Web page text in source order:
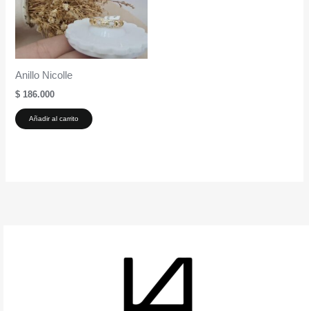
Anillo Nicolle
$ 186.000
Añadir al carrito